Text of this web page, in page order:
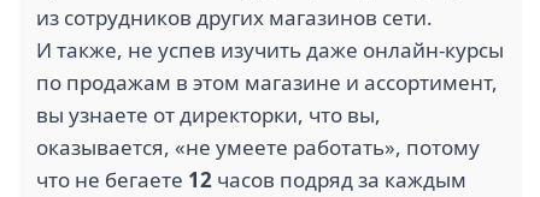
из сотрудников других магазинов сети.
И также, не успев изучить даже онлайн-курсы
по продажам в этом магазине и ассортимент,
вы узнаете от директорки, что вы,
оказывается, «не умеете работать», потому
что не бегаете 12 часов подряд за каждым